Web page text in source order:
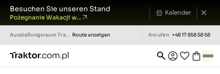
Besuchen Sie unseren Stand
Pożegnanie Wakacji w...
Kalender
AusstellungsraumTraktor.com.pl Route anzeigen Anrufen +48 17 858 58 58